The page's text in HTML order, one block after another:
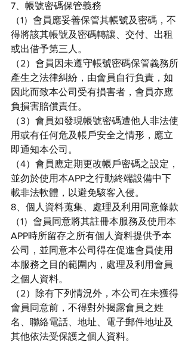
7、帳號密碼保管義務
（1）會員應妥善保管其帳號及密碼，不
得將該其帳號及密碼轉讓、交付、出租
或出借予第三人。
（2）會員因未遵守帳號密碼保管義務所
產生之法律糾紛，由會員自行負責，如
因此而致本公司受有損害者，會員亦應
負損害賠償責任。
（3）會員如發現帳號密碼遭他人非法使
用或有任何危及帳戶安全之情形，應立
即通知本公司。
（4）會員應定期更改帳戶密碼之設定，
並勿於使用本APP之行動終端設備中下
載非法軟體，以避免駭客入侵。
8、個人資料蒐集、處理及利用同意條款
（1）會員同意將其註冊本服務及使用本
APP時所留存之所有個人資料提供予本
公司，並同意本公司得在促進會員使用
本服務之目的範圍內，處理及利用會員
之個人資料。
（2）除有下列情況外，本公司在未獲得
會員同意前，不得對外揭露會員之姓
名、聯絡電話、地址、電子郵件地址及
其他依法受保護之個人資料。